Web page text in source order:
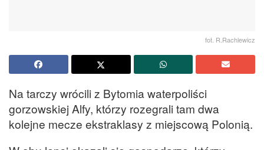
fot. R.Rachlewicz
Na tarczy wrócili z Bytomia waterpoliści
gorzowskiej Alfy, którzy rozegrali tam dwa
kolejne mecze ekstraklasy z miejscową Polonią.